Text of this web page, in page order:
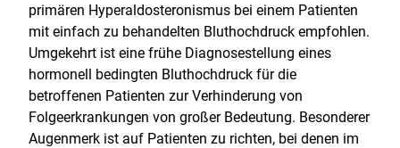
primären Hyperaldosteronismus bei einem Patienten
mit einfach zu behandelten Bluthochdruck empfohlen.
Umgekehrt ist eine frühe Diagnosestellung eines
hormonell bedingten Bluthochdruck für die
betroffenen Patienten zur Verhinderung von
Folgeerkrankungen von großer Bedeutung. Besonderer
Augenmerk ist auf Patienten zu richten, bei denen im